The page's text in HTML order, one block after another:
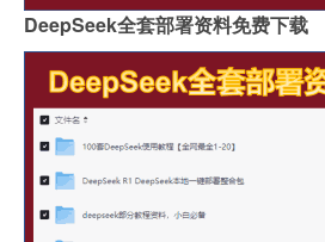
DeepSeek全套部署资料免费下载